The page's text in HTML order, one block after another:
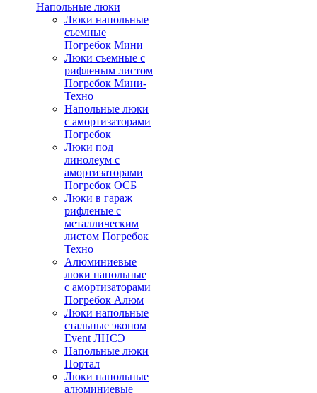
Напольные люки
Люки напольные
съемные
Погребок Мини
Люки съемные с
рифленым листом
Погребок Мини-
Техно
Напольные люки
с амортизаторами
Погребок
Люки под
линолеум с
амортизаторами
Погребок ОСБ
Люки в гараж
рифленые с
металлическим
листом Погребок
Техно
Алюминиевые
люки напольные
с амортизаторами
Погребок Алюм
Люки напольные
стальные эконом
Event ЛНСЭ
Напольные люки
Портал
Люки напольные
алюминиевые